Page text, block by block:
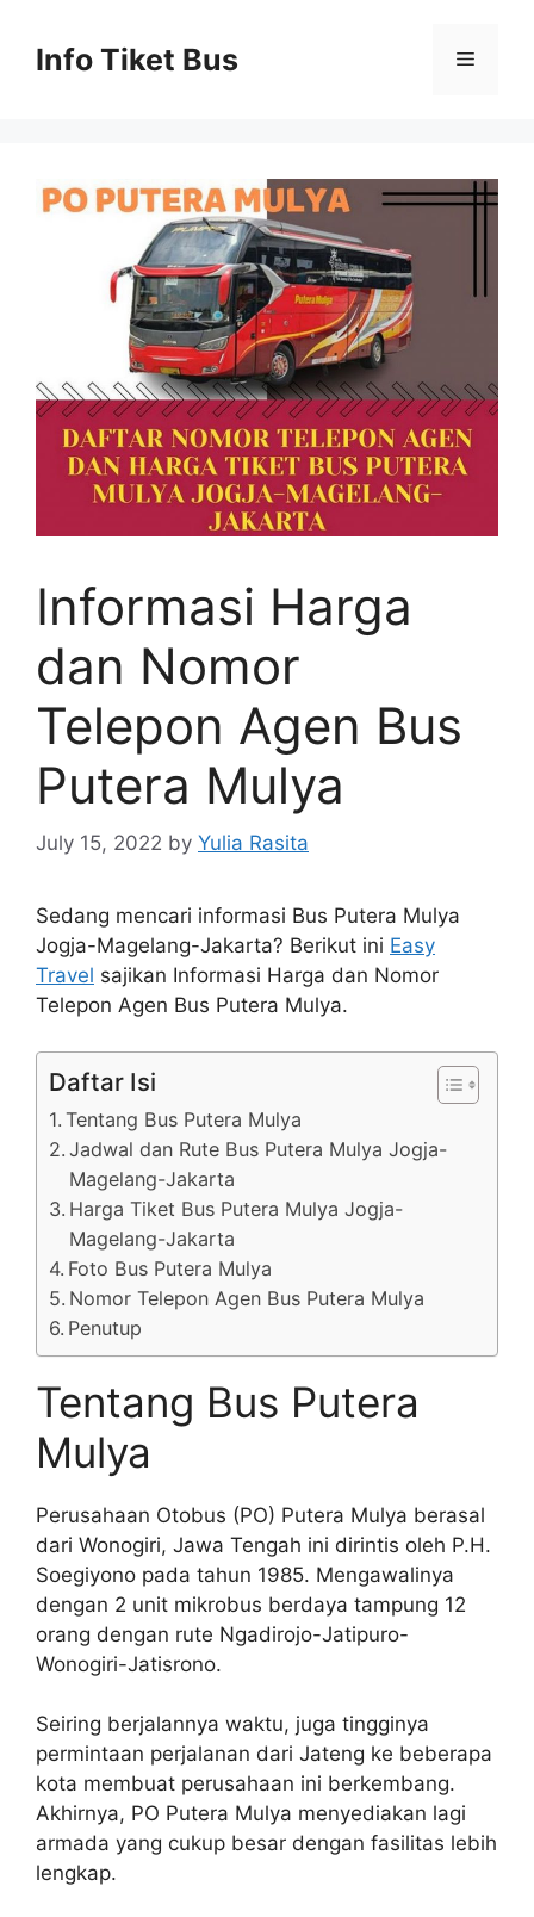
contentInfo Tiket Bus Menu
Informasi Harga
dan Nomor
Telepon Agen Bus
Putera Mulya
July 15, 2022 by Yulia Rasita
Sedang mencari informasi Bus Putera Mulya
Jogja-Magelang-Jakarta? Berikut ini Easy
Travel sajikan Informasi Harga dan Nomor
Telepon Agen Bus Putera Mulya.
Daftar Isi
Tentang Bus Putera Mulya
Jadwal dan Rute Bus Putera Mulya Jogja-
Magelang-Jakarta
Harga Tiket Bus Putera Mulya Jogja-
Magelang-Jakarta
Foto Bus Putera Mulya
Nomor Telepon Agen Bus Putera Mulya
Penutup
Tentang Bus Putera
Mulya
Perusahaan Otobus (PO) Putera Mulya berasal
dari Wonogiri, Jawa Tengah ini dirintis oleh P.H.
Soegiyono pada tahun 1985. Mengawalinya
dengan 2 unit mikrobus berdaya tampung 12
orang dengan rute Ngadirojo-Jatipuro-
Wonogiri-Jatisrono.
Seiring berjalannya waktu, juga tingginya
permintaan perjalanan dari Jateng ke beberapa
kota membuat perusahaan ini berkembang.
Akhirnya, PO Putera Mulya menyediakan lagi
armada yang cukup besar dengan fasilitas lebih
lengkap.